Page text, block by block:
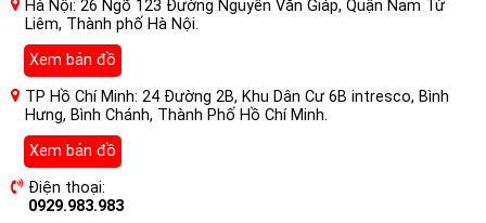
Hà Nội: 26 Ngõ 123 Đường Nguyễn Văn Giáp, Quận Nam Từ
Liêm, Thành phố Hà Nội.
Xem bản đồ
TP Hồ Chí Minh: 24 Đường 2B, Khu Dân Cư 6B intresco, Bình
Hưng, Bình Chánh, Thành Phố Hồ Chí Minh.
Xem bản đồ
Điện thoại:
0929.983.983